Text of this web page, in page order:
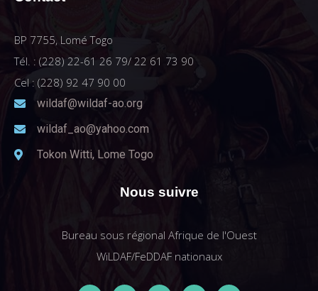
BP 7755, Lomé Togo
Tél. : (228) 22-61 26 79/ 22 61 73 90
Cel : (228) 92 47 90 00
wildaf@wildaf-ao.org
wildaf_ao@yahoo.com
Tokon Witti, Lome Togo
Nous suivre
Bureau sous régional Afrique de l'Ouest
WiLDAF/FeDDAF nationaux